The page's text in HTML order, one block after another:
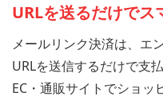
URLを送るだけでス
メールリンク決済は、エ
URLを送信するだけで支
EC・通販サイトでショッ